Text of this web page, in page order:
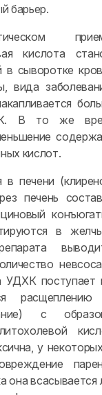
барьер.
кислота
в сыворотке
вида
В то же
кислот.
в печени
печень
в
УДХК поступает
с
у
она